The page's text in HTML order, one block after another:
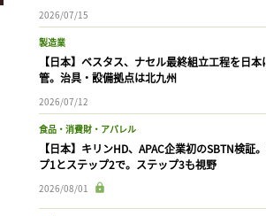
2026/07/15
製造業
【日本】ベスタス、ナセル最終組立工程を日本
管。治具・設備拠点は北九州
2026/07/12
食品・消費財・アパレル
【日本】キリンHD、APAC企業初のSBTN検証
プ1とステップ2で。ステップ3も視野
2026/08/01